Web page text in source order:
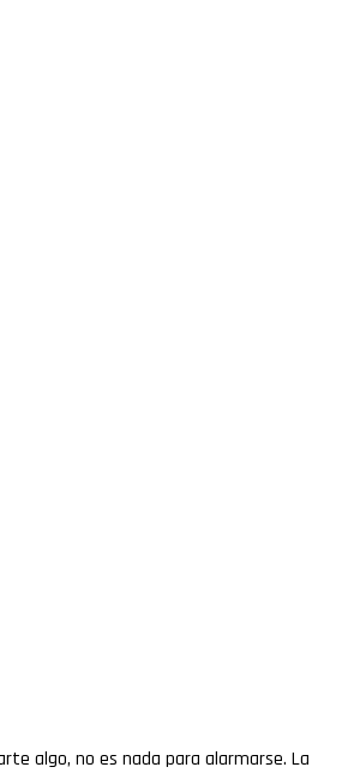
algo, no es nada para alarmarse. La